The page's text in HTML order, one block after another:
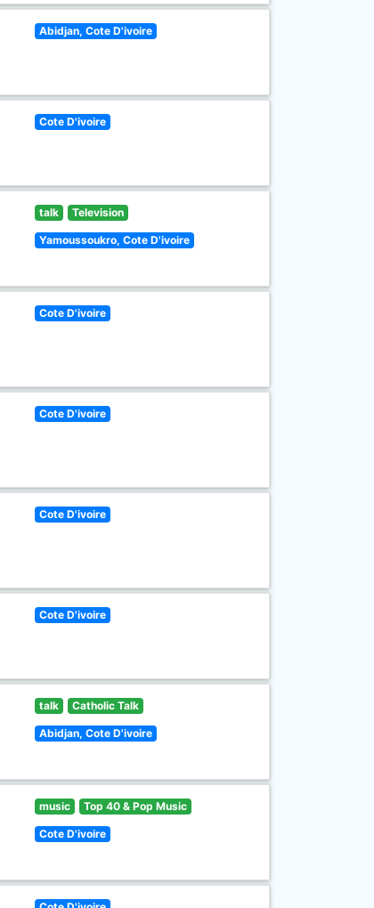
Abidjan, Cote D'ivoire
Cote D'ivoire
talk Television
Yamoussoukro, Cote D'ivoire
Cote D'ivoire
Cote D'ivoire
Cote D'ivoire
Cote D'ivoire
talk Catholic Talk
Abidjan, Cote D'ivoire
music Top 40 & Pop Music
Cote D'ivoire